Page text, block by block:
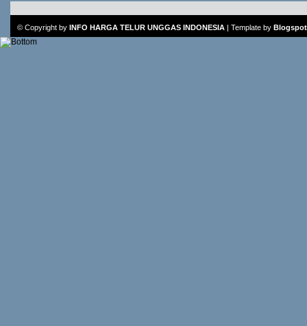
© Copyright by INFO HARGA TELUR UNGGAS INDONESIA Template by